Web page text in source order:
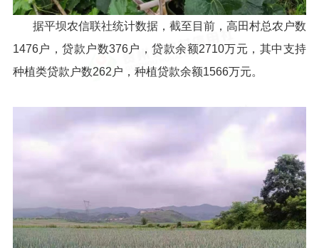
据平坝农信联社统计数据，截至目前，高田村总农户数
1476户，贷款户数376户，贷款余额2710万元，其中支持
种植类贷款户数262户，种植贷款余额1566万元。